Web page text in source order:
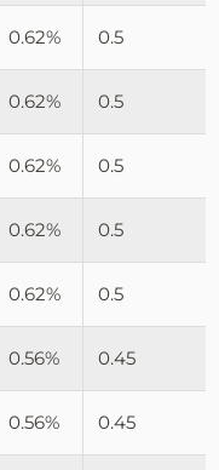
0.62% 0.5
0.62% 0.5
0.62% 0.5
0.62% 0.5
0.62% 0.5
0.56% 0.45
0.56% 0.45